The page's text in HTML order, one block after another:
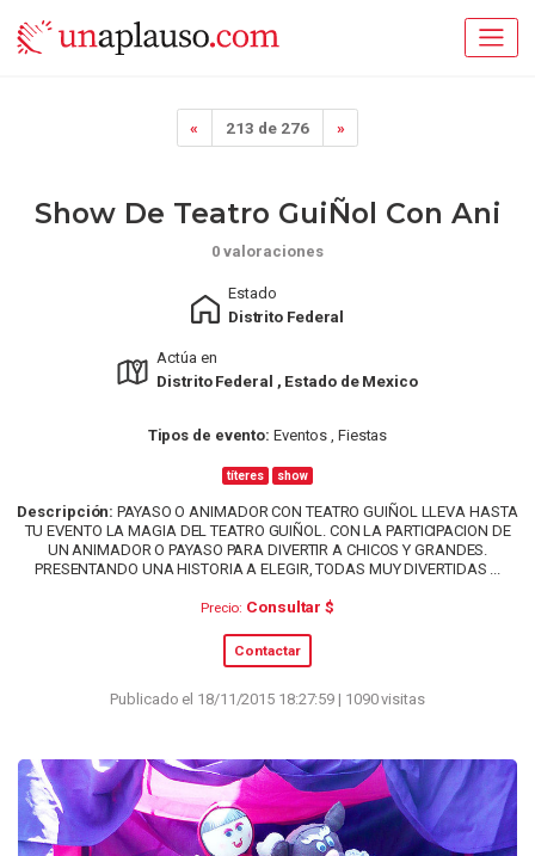
« 213 de 276 »
Show De Teatro GuiÑol Con Ani
0 valoraciones
Estado
Distrito Federal
Actúa en
Distrito Federal , Estado de Mexico
Tipos de evento: Eventos , Fiestas
títeres show
Descripción: PAYASO O ANIMADOR CON TEATRO GUIÑOL LLEVA HASTA
TU EVENTO LA MAGIA DEL TEATRO GUIÑOL. CON LA PARTICIPACION DE
UN ANIMADOR O PAYASO PARA DIVERTIR A CHICOS Y GRANDES.
PRESENTANDO UNA HISTORIA A ELEGIR, TODAS MUY DIVERTIDAS ...
Precio: Consultar $
Contactar
Publicado el 18/11/2015 18:27:59 | 1090 visitas